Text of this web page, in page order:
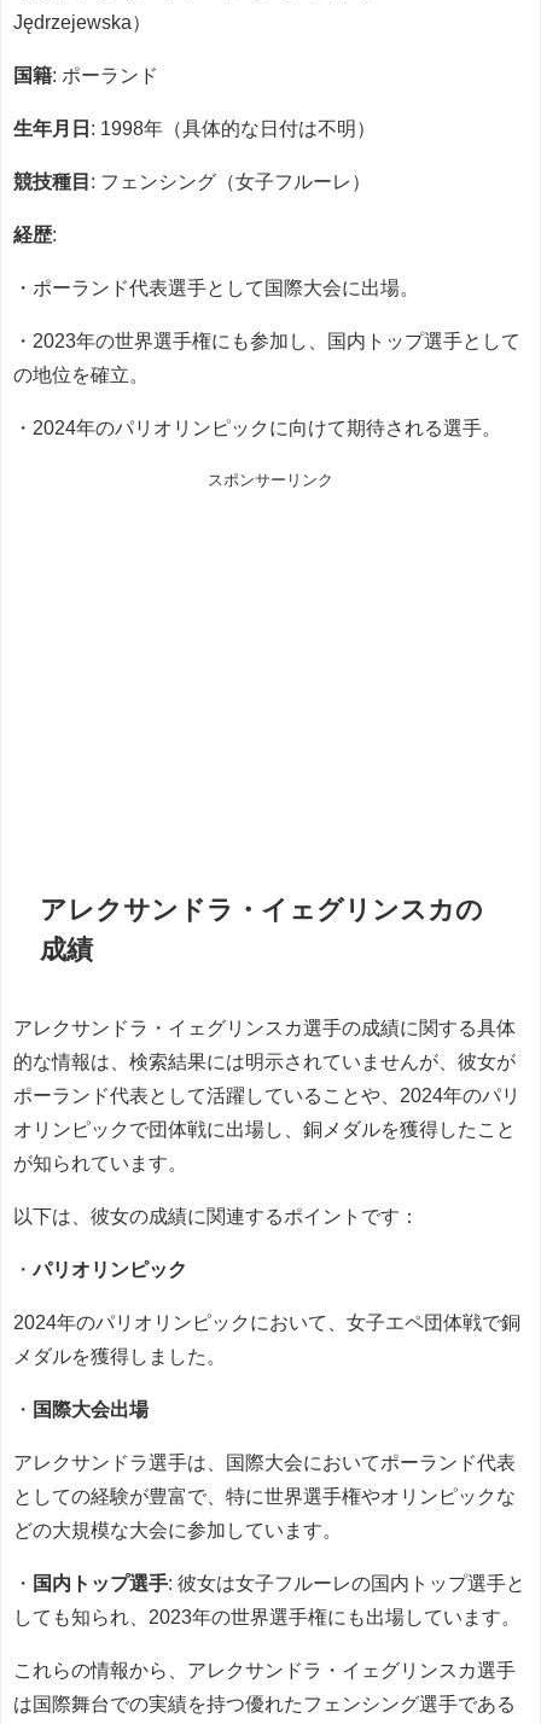
Jędrzejewska）
国籍: ポーランド
生年月日 : 1998年（具体的な日付は不明）
競技種目 : フェンシング（女子フルーレ）
経歴:
・ポーランド代表選手として国際大会に出場。
・2023年の世界選手権にも参加し、国内トップ選手として
の地位を確立。
・2024年のパリオリンピックに向けて期待される選手。
スポンサーリンク
アレクサンドラ・イェグリンスカの
成績
アレクサンドラ・イェグリンスカ選手の成績に関する具体
的な情報は、検索結果には明示されていませんが、彼女が
ポーランド代表として活躍していることや、2024年のパリ
オリンピックで団体戦に出場し、銅メダルを獲得したこと
が知られています。
以下は、彼女の成績に関連するポイントです：
・ パリオリンピック
2024年のパリオリンピックにおいて、女子エペ団体戦で銅
メダルを獲得しました。
・ 国際大会出場
アレクサンドラ選手は、国際大会においてポーランド代表
としての経験が豊富で、特に世界選手権やオリンピックな
どの大規模な大会に参加しています。
・ 国内トップ選手: 彼女は女子フルーレの国内トップ選手と
しても知られ、2023年の世界選手権にも出場しています。
これらの情報から、アレクサンドラ・イェグリンスカ選手
は国際舞台での実績を持つ優れたフェンシング選手である